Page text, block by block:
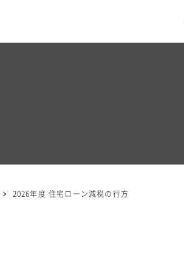
2026年度 住宅ローン減税の行方